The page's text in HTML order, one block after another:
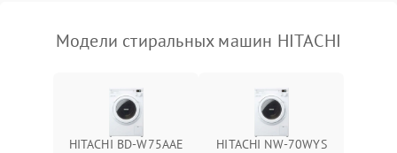
Модели стиральных машин HITACHI
HITACHI BD-W75AAE HITACHI NW-70WYS